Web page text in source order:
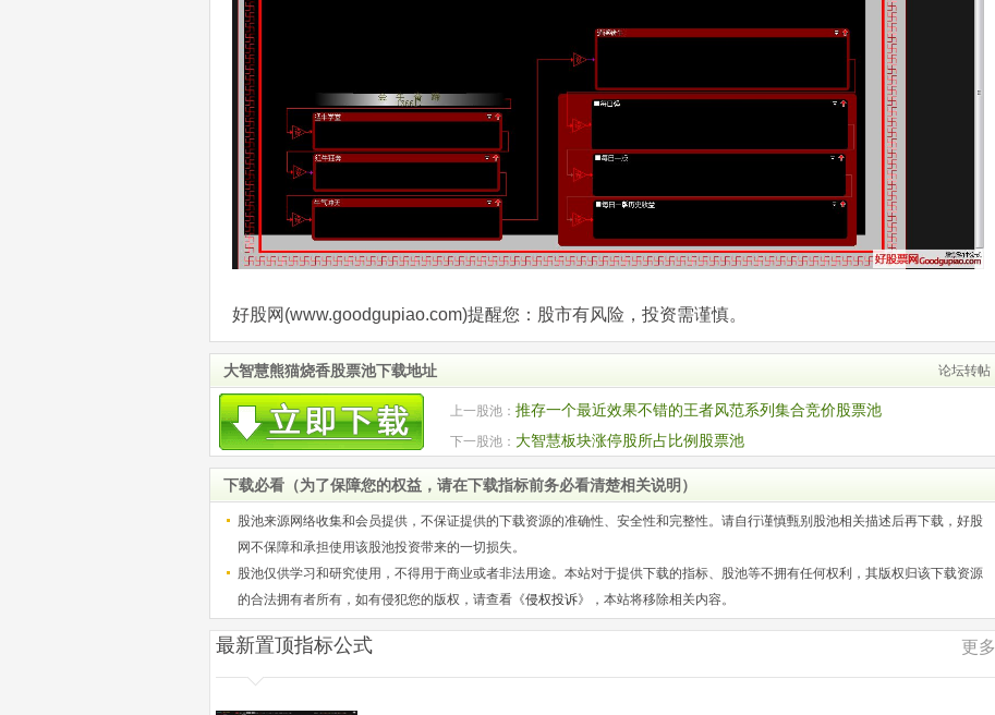
好股网(www.goodgupiao.com)提醒您：股市有风险，投资需谨慎。
大智慧熊猫烧香股票池下载地址 论坛转帖
上一股池： 推存一个最近效果不错的王者风范系列集合竞价股票池
下一股池： 大智慧板块涨停股所占比例股票池
下载必看（为了保障您的权益，请在下载指标前务必看清楚相关说明）
股池来源网络收集和会员提供，不保证提供的下载资源的准确性、安全性和完整性。请自行谨慎甄别股池相关描述后再下载，好股
网不保障和承担使用该股池投资带来的一切损失。
股池仅供学习和研究使用，不得用于商业或者非法用途。本站对于提供下载的指标、股池等不拥有任何权利，其版权归该下载资源
的合法拥有者所有，如有侵犯您的版权，请查看《侵权投诉》，本站将移除相关内容。
更多
最新置顶指标公式